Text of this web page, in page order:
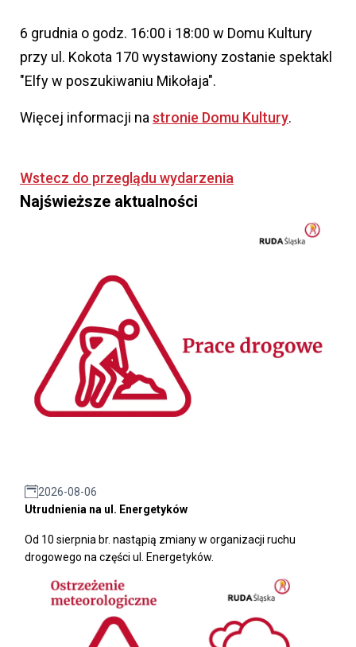
6 grudnia o godz. 16:00 i 18:00 w Domu Kultury
przy ul. Kokota 170 wystawiony zostanie spektakl
"Elfy w poszukiwaniu Mikołaja".
Więcej informacji na stronie Domu Kultury.
Wstecz do przeglądu wydarzenia
Najświeższe aktualności
2026-08-06
Utrudnienia na ul. Energetyków
Od 10 sierpnia br. nastąpią zmiany w organizacji ruchu
drogowego na części ul. Energetyków.